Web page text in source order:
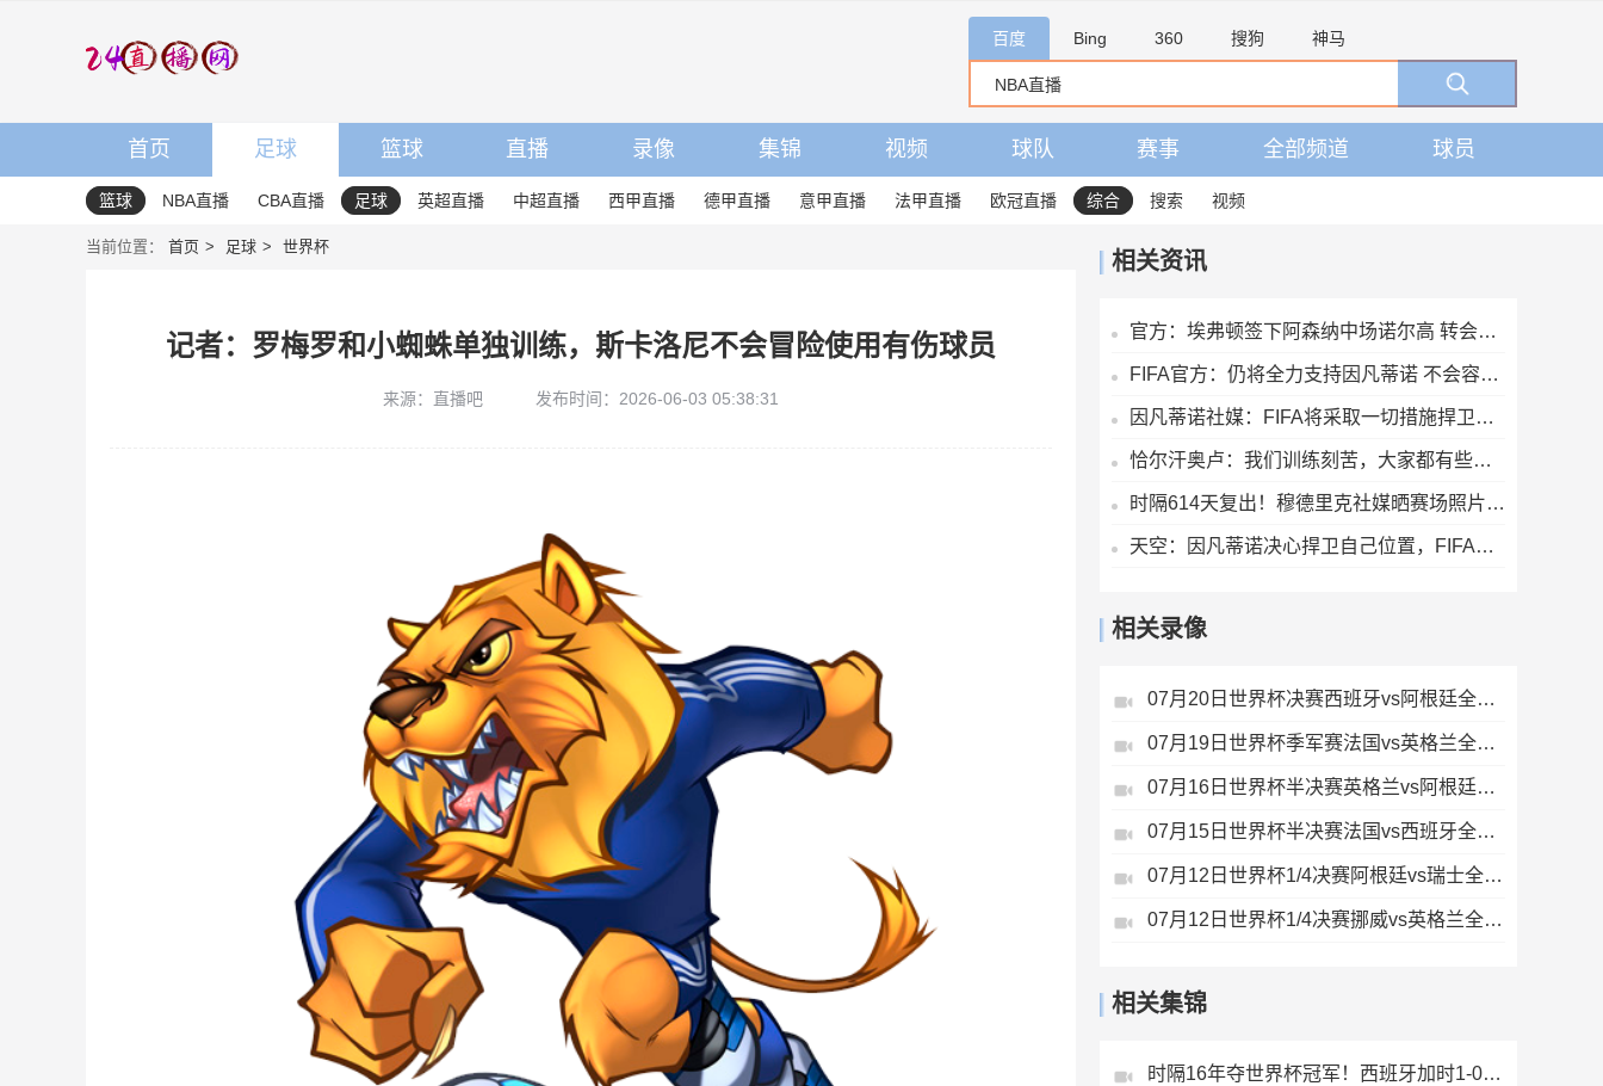
百度 Bing 360 搜狗 神马
首页 足球 篮球 直播 录像 集锦 视频 球队 赛事 全部频道 球员
篮球 NBA直播 CBA直播 足球 英超直播 中超直播 西甲直播 德甲直播 意甲直播 法甲直播 欧冠直播 综合 搜索 视频
当前位置： 首页 足球 世界杯
记者：罗梅罗和小蜘蛛单独训练，斯卡洛尼不会冒险使用有伤球员
来源：直播吧 发布时间：2026-06-03 05:38:31
相关资讯
官方：埃弗顿签下阿森纳中场诺尔高 转会费700万镑签约2年
FIFA官方：仍将全力支持因凡蒂诺 不会容忍外界对FIFA诚信的攻击
因凡蒂诺社媒：FIFA将采取一切措施捍卫声誉，继续支持足球的发展
恰尔汗奥卢：我们训练刻苦，大家都有些疲惫但储备体能至关重要
时隔614天复出！穆德里克社媒晒赛场照片：好久不见
天空：因凡蒂诺决心捍卫自己位置，FIFA委员会公开致信表达支持
相关录像
07月20日世界杯决赛西班牙vs阿根廷全场录像
07月19日世界杯季军赛法国vs英格兰全场录像
07月16日世界杯半决赛英格兰vs阿根廷全场录像
07月15日世界杯半决赛法国vs西班牙全场录像
07月12日世界杯1/4决赛阿根廷vs瑞士全场录像
07月12日世界杯1/4决赛挪威vs英格兰全场录像
相关集锦
时隔16年夺世界杯冠军！西班牙加时1-0阿根廷费兰制胜恩佐染红